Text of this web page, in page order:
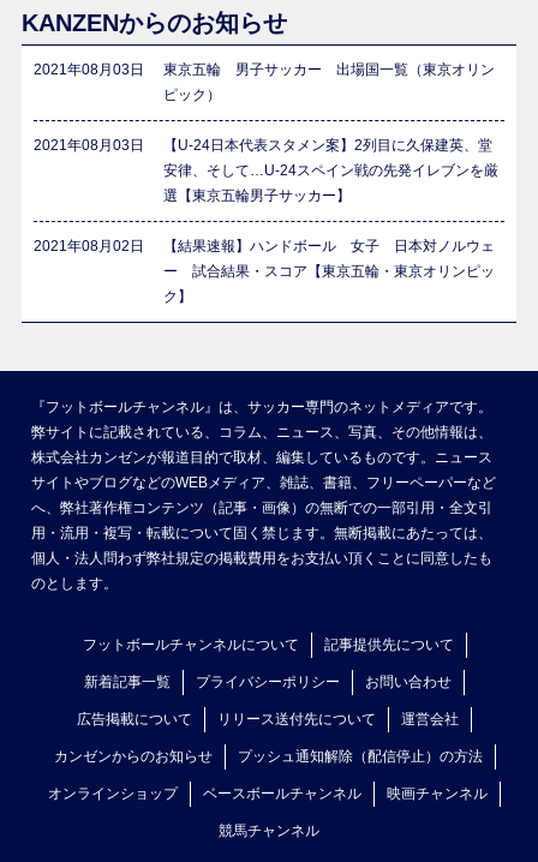
KANZENからのお知らせ
2021年08月03日
東京五輪 男子サッカー 出場国一覧（東京オリン
ピック）
2021年08月03日
【U-24日本代表スタメン案】2列目に久保建英、堂
安律、そして…U-24スペイン戦の先発イレブンを厳
選【東京五輪男子サッカー】
2021年08月02日
【結果速報】ハンドボール 女子 日本対ノルウェ
ー 試合結果・スコア【東京五輪・東京オリンピッ
ク】
『フットボールチャンネル』は、サッカー専門のネットメディアです。
弊サイトに記載されている、コラム、ニュース、写真、その他情報は、
株式会社カンゼンが報道目的で取材、編集しているものです。ニュース
サイトやブログなどのWEBメディア、雑誌、書籍、フリーペーパーなど
へ、弊社著作権コンテンツ（記事・画像）の無断での一部引用・全文引
用・流用・複写・転載について固く禁じます。無断掲載にあたっては、
個人・法人問わず弊社規定の掲載費用をお支払い頂くことに同意したも
のとします。
フットボールチャンネルについて 記事提供先について
新着記事一覧 プライバシーポリシー お問い合わせ
広告掲載について リリース送付先について 運営会社
カンゼンからのお知らせ プッシュ通知解除（配信停止）の方法
オンラインショップ ベースボールチャンネル 映画チャンネル
競馬チャンネル